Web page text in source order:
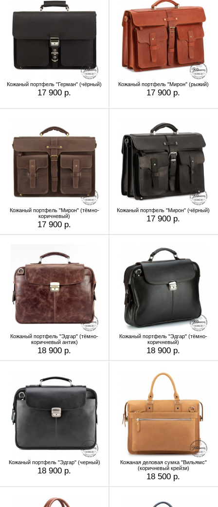
Кожаный портфель "Герман" (чёрный)
17 900 р.
Кожаный портфель "Мирон" (рыжий)
17 900 р.
Кожаный портфель "Мирон" (тёмно-
коричневый)
17 900 р.
Кожаный портфель "Мирон" (чёрный)
17 900 р.
Кожаный портфель "Эдгар" (тёмно-
коричневый антик)
18 900 р.
Кожаный портфель "Эдгар" (тёмно-
коричневый)
18 900 р.
Кожаный портфель "Эдгар" (черный)
18 900 р.
Кожаная деловая сумка "Вильямс"
(коричневый крейзи)
18 500 р.